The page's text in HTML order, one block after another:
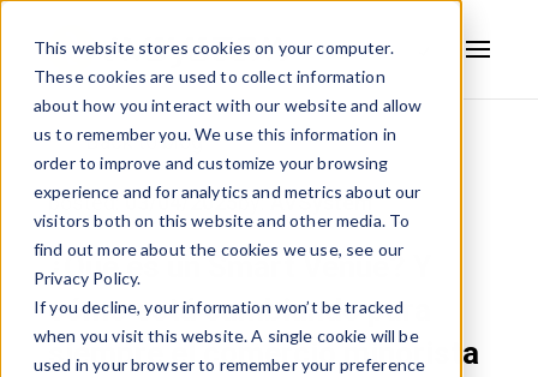
This website stores cookies on your computer.
These cookies are used to collect information
about how you interact with our website and allow
us to remember you. We use this information in
order to improve and customize your browsing
experience and for analytics and metrics about our
visitors both on this website and other media. To
find out more about the cookies we use, see our
Privacy Policy.
If you decline, your information won’t be tracked
when you visit this website. A single cookie will be
used in your browser to remember your preference
AVSYSTEM
Back to blog
posted:03/04/2025by:AVSystem
¿Qué es un Smart Venue? Y
cómo está cambiando para
siempre el comercio minorista